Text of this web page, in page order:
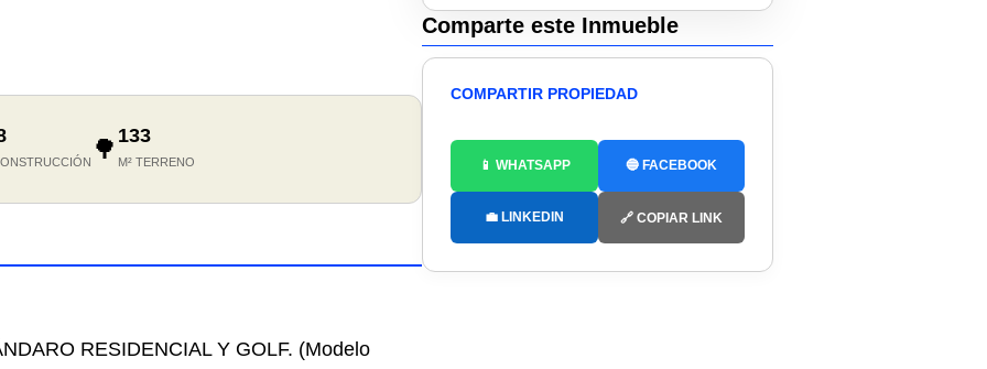
🌳 133
M² TERRENO
RESIDENCIAL Y GOLF. (Modelo
Comparte este Inmueble
COMPARTIR PROPIEDAD
📱 WHATSAPP 🔵 FACEBOOK
💼 LINKEDIN 🔗 COPIAR LINK